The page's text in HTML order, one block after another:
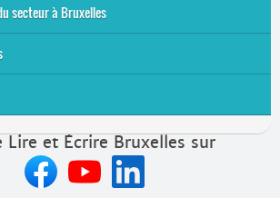
secteur à Bruxelles
à Lire et Écrire Bruxelles
Lire et Écrire Bruxelles sur